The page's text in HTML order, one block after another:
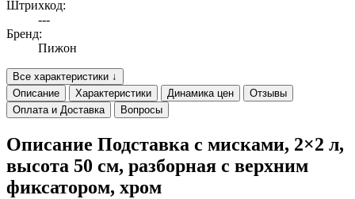
Штрихкод:
---
Бренд:
Пижон
Все характеристики ↓
Описание
Характеристики Динамика цен
Отзывы
Оплата и Доставка
Вопросы
Описание Подставка с мисками, 2×2 л,
высота 50 см, разборная с верхним
фиксатором, хром